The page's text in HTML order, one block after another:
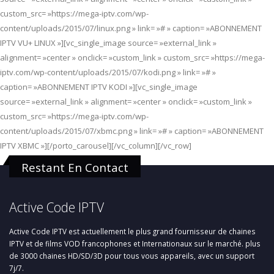
custom_src= »https://mega-iptv.com/wp-
content/uploads/2015/07/linux.png » link= »# » caption= »ABONNEMENT
IPTV VU+ LINUX »][vc_single_image source= »external_link »
alignment= »center » onclick= »custom_link » custom_src= »https://mega-
iptv.com/wp-content/uploads/2015/07/kodi.png » link= »# »
caption= »ABONNEMENT IPTV KODI »][vc_single_image
source= »external_link » alignment= »center » onclick= »custom_link »
custom_src= »https://mega-iptv.com/wp-
content/uploads/2015/07/xbmc.png » link= »# » caption= »ABONNEMENT
IPTV XBMC »][/porto_carousel][/vc_column][/vc_row]
Restant En Contact
Active Code IPTV
Active Code IPTV est actuellement le plus grand fournisseur de chaines
IPTV et de films VOD francophones et Internationaux sur le marché. plus
de 3000 chaines HD/SD/3D pour tous vous appareils, avec un support
7j/7.